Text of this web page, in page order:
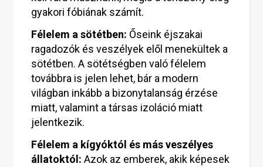
gyakori fóbiának számít.
Félelem a sötétben: Őseink éjszakai
ragadozók és veszélyek elől menekültek a
sötétben. A sötétségben való félelem
továbbra is jelen lehet, bár a modern
világban inkább a bizonytalanság érzése
miatt, valamint a társas izoláció miatt
jelentkezik.
Félelem a kígyóktól és más veszélyes
állatoktól: Azok az emberek, akik képesek